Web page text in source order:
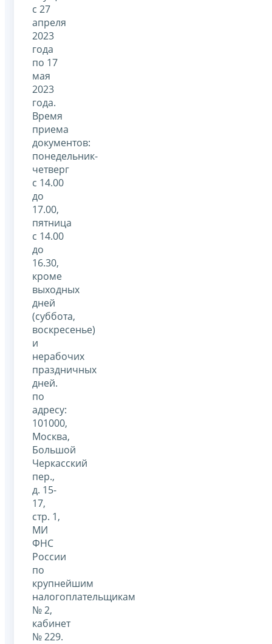
с 27
апреля
2023
года
по 17
мая
2023
года.
Время
приема
документов:
понедельник-
четверг
с 14.00
до
17.00,
пятница
с 14.00
до
16.30,
кроме
выходных
дней
(суббота,
воскресенье)
и
нерабочих
праздничных
дней.
по
адресу:
101000,
Москва,
Большой
Черкасский
пер.,
д. 15-
17,
стр. 1,
МИ
ФНС
России
по
крупнейшим
налогоплательщикам
№ 2,
кабинет
№ 229.